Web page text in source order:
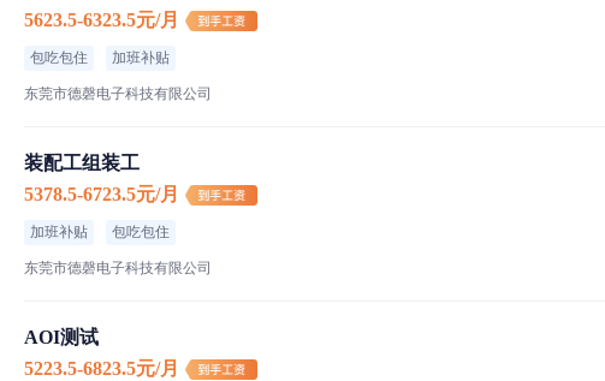
5623.5-6323.5元/月
包吃包住 加班补贴
东莞市德磬电子科技有限公司
装配工组装工
5378.5-6723.5元/月
加班补贴 包吃包住
东莞市德磬电子科技有限公司
AOI测试
5223.5-6823.5元/月